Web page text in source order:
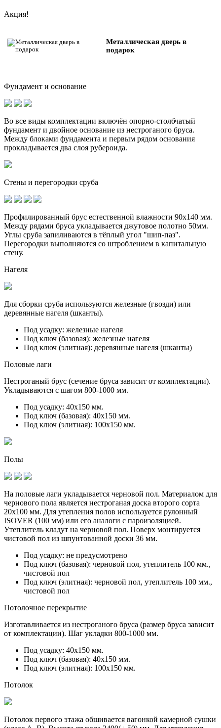
Акция!
Металлическая дверь в
подарок
Фундамент и основание
Во все виды комплектации включён опорно-столбчатый
фундамент и двойное основание из нестроганого бруса.
Между блоками фундамента и первым рядом основания
прокладывается два слоя рубероида.
Стены и перегородки сруба
Профилированный брус естественной влажности 90х140 мм.
Между рядами бруса укладывается джутовое полотно 50мм.
Углы сруба запиливаются в тёплый угол "шип-паз".
Перегородки выполняются со штроблением в капитальную
стену.
Нагеля
Для сборки сруба используются железные (гвозди) или
деревянные нагеля (шканты).
Под усадку: железные нагеля
Под ключ (базовая): железные нагеля
Под ключ (элитная): деревянные нагеля (шканты)
Половые лаги
Нестроганый брус (сечение бруса зависит от комплектации).
Укладываются с шагом 800-1000 мм.
Под усадку: 40х150 мм.
Под ключ (базовая): 40х150 мм.
Под ключ (элитная): 100х150 мм.
Полы
На половые лаги укладывается черновой пол. Материалом для
чернового пола является нестроганая доска второго сорта
20х100 мм. Для утепления полов используется рулонный
ISOVER (100 мм) или его аналоги с пароизоляцией.
Утеплитель кладут на черновой пол. Поверх монтируется
чистовой пол из шпунтованной доски 36 мм.
Под усадку: не предусмотрено
Под ключ (базовая): черновой пол, утеплитель 100 мм.,
чистовой пол
Под ключ (элитная): черновой пол, утеплитель 100 мм.,
чистовой пол
Потолочное перекрытие
Изготавливается из нестроганого бруса (размер бруса зависит
от комплектации). Шаг укладки 800-1000 мм.
Под усадку: 40х150 мм.
Под ключ (базовая): 40х150 мм.
Под ключ (элитная): 100х150 мм.
Потолок
Потолок первого этажа обшивается вагонкой камерной сушки